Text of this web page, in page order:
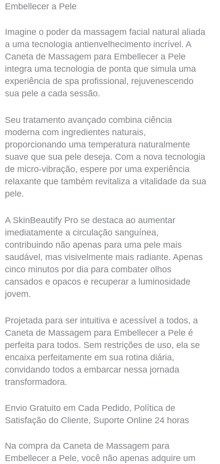
Embellecer a Pele
Imagine o poder da massagem facial natural aliada
a uma tecnologia antienvelhecimento incrível. A
Caneta de Massagem para Embellecer a Pele
integra uma tecnologia de ponta que simula uma
experiência de spa profissional, rejuvenescendo
sua pele a cada sessão.
Seu tratamento avançado combina ciência
moderna com ingredientes naturais,
proporcionando uma temperatura naturalmente
suave que sua pele deseja. Com a nova tecnologia
de micro-vibração, espere por uma experiência
relaxante que também revitaliza a vitalidade da sua
pele.
A SkinBeautify Pro se destaca ao aumentar
imediatamente a circulação sanguínea,
contribuindo não apenas para uma pele mais
saudável, mas visivelmente mais radiante. Apenas
cinco minutos por dia para combater olhos
cansados e opacos e recuperar a luminosidade
jovem.
Projetada para ser intuitiva e acessível a todos, a
Caneta de Massagem para Embellecer a Pele é
perfeita para todos. Sem restrições de uso, ela se
encaixa perfeitamente em sua rotina diária,
convidando todos a embarcar nessa jornada
transformadora.
Envio Gratuito em Cada Pedido, Política de
Satisfação do Cliente, Suporte Online 24 horas
Na compra da Caneta de Massagem para
Embellecer a Pele, você não apenas adquire um